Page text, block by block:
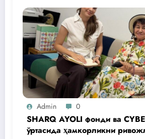
Admin 0
SHARQ AYOLI фонди ва
ўртасида ҳамкорликни